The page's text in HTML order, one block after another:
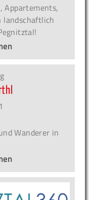
Appartements,
landschaftlich
Wanderer in